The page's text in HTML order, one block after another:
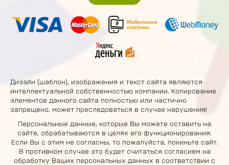
Дизайн (шаблон), изображения и текст сайта являются
интеллектуальной собственностью компании. Копирование
элементов данного сайта полностью или частично
запрещено, может преследоваться в случае нарушения!
Персональные данные, которые Вы можете оставить на
сайте, обрабатываются в целях его функционирования.
Если Вы с этим не согласны, то пожалуйста, покиньте сайт.
В противном случае это будет считаться согласием на
обработку Ваших персональных данных в соответствии с